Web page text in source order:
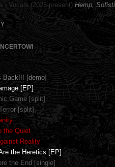
- Vocals (2025-present) Hemp,
Back!!! [demo]
[EP]
Game [split]
[split]
the Quiet
Reality
the Heretics [EP]
the End [single]